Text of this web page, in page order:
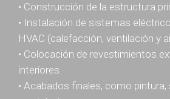
• Construcción de la estructura
• Instalación de sistemas
HVAC (calefacción, ventilación y
• Colocación de revestimientos
interiores.
• Acabados finales, como pintura,